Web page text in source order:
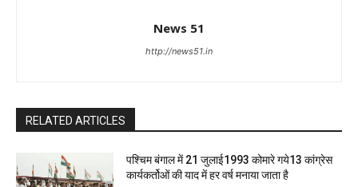
News 51
http://news51.in
RELATED ARTICLES
पश्चिम बंगाल में 21 जुलाई1993 कोमारे गये13 कांग्रेस
कार्यकर्तोओं की याद में हर वर्ष मनाया जाता है